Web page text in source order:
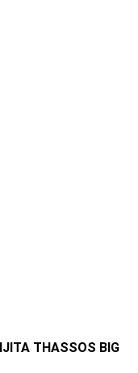
THASSOS BIG